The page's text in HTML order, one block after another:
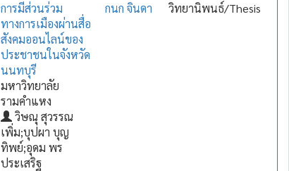
การมีส่วนร่วม
ทางการเมืองผ่านสื่อ
สังคมออนไลน์ของ
ประชาชนในจังหวัด
นนทบุรี
มหาวิทยาลัย
รามคำแหง
วิษณุ สุวรรณ
เพิ่ม;บุปผา บุญ
ทิพย์;อุดม พร
ประเสริฐ
กนก จินดา วิทยานิพนธ์/Thesis